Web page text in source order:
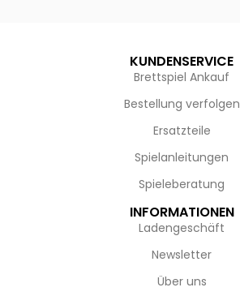
KUNDENSERVICE
Brettspiel Ankauf
Bestellung verfolgen
Ersatzteile
Spielanleitungen
Spieleberatung
INFORMATIONEN
Ladengeschäft
Newsletter
Über uns